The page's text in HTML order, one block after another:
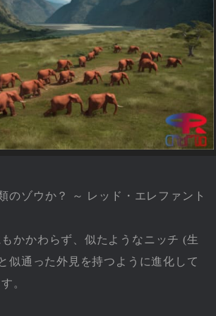
のゾウか？ ～ レッド・エレファント
かかわらず、似たようなニッチ (生
似通った外見を持つように進化して
。